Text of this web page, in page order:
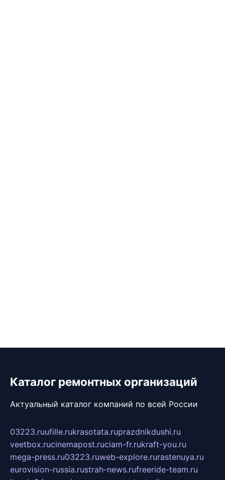
Каталог ремонтных организаций
Актуальный каталог компаний по всей России
03223.ruufille.rukrasotata.ruprazdnikdushi.ru
veetbox.rucinemapost.ruciam-fr.rukraft-you.ru
mega-press.ru03223.ruweb-explore.rurastenuya.ru
eurovision-russia.rustrah-news.rufreeride-team.ru